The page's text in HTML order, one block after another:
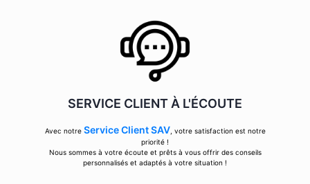
SERVICE CLIENT À L'ÉCOUTE
Avec notre Service Client SAV, votre satisfaction est notre
priorité !
Nous sommes à votre écoute et prêts à vous offrir des conseils
personnalisés et adaptés à votre situation !